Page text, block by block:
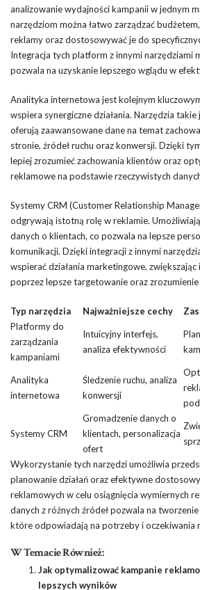
analizowanie wydajności kampanii w jednym
narzędziom można łatwo zarządzać
reklamy oraz dostosowywać je do
Integracja tych platform z innymi narzędziami
pozwala na uzyskanie lepszego wglądu w
Analityka internetowa jest kolejnym
wspiera synergiczne działania. Narzędzia
oferują zaawansowane dane na temat
stronie, źródeł ruchu oraz konwersji. Dzięki
lepiej zrozumieć zachowania klientów oraz
reklamowe na podstawie rzeczywistych
Systemy CRM (Customer Relationship
odgrywają istotną rolę w reklamie.
danych o klientach, co pozwala na lepsze
komunikacji. Dzięki integracji z innymi
wspierać działania marketingowe, zwiększając
poprzez lepsze targetowanie oraz
Typ narzędzia Najważniejsze cechy
Platformy do
zarządzania
kampaniami
Intuicyjny interfejs,
analiza efektywności
Analityka
internetowa
Śledzenie ruchu, analiza
konwersji
Systemy CRM
Gromadzenie danych o
klientach, personalizacja
ofert
Wykorzystanie tych narzędzi umożliwia
planowanie działań oraz efektywne
reklamowych w celu osiągnięcia wymiernych
danych z różnych źródeł pozwala na
które odpowiadają na potrzeby i oczekiwania
W Temacie Również:
Jak optymalizować kampanie
lepszych wyników